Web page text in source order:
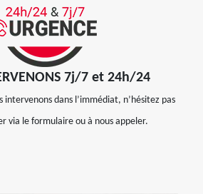
7j/7 et 24h/24
intervenons dans l’immédiat, n’hésitez pas
via le formulaire ou à nous appeler.